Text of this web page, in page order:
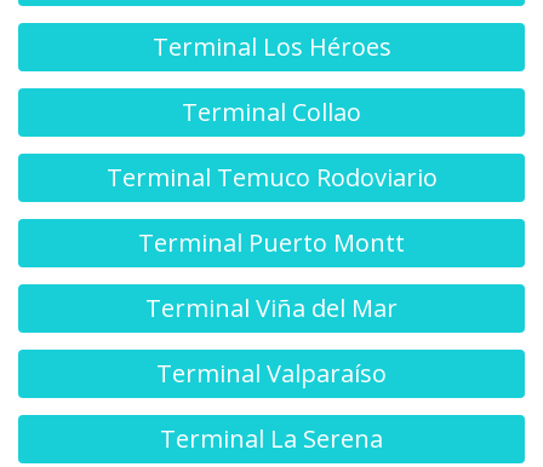
Terminal Los Héroes
Terminal Collao
Terminal Temuco Rodoviario
Terminal Puerto Montt
Terminal Viña del Mar
Terminal Valparaíso
Terminal La Serena